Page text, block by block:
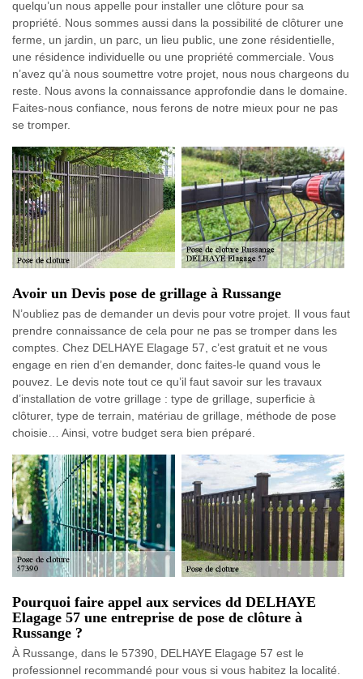
quelqu’un nous appelle pour installer une clôture pour sa
propriété. Nous sommes aussi dans la possibilité de clôturer une
ferme, un jardin, un parc, un lieu public, une zone résidentielle,
une résidence individuelle ou une propriété commerciale. Vous
n’avez qu’à nous soumettre votre projet, nous nous chargeons du
reste. Nous avons la connaissance approfondie dans le domaine.
Faites-nous confiance, nous ferons de notre mieux pour ne pas
se tromper.
Avoir un Devis pose de grillage à Russange
N’oubliez pas de demander un devis pour votre projet. Il vous faut
prendre connaissance de cela pour ne pas se tromper dans les
comptes. Chez DELHAYE Elagage 57, c’est gratuit et ne vous
engage en rien d’en demander, donc faites-le quand vous le
pouvez. Le devis note tout ce qu’il faut savoir sur les travaux
d’installation de votre grillage : type de grillage, superficie à
clôturer, type de terrain, matériau de grillage, méthode de pose
choisie… Ainsi, votre budget sera bien préparé.
Pourquoi faire appel aux services dd DELHAYE
Elagage 57 une entreprise de pose de clôture à
Russange ?
À Russange, dans le 57390, DELHAYE Elagage 57 est le
professionnel recommandé pour vous si vous habitez la localité.